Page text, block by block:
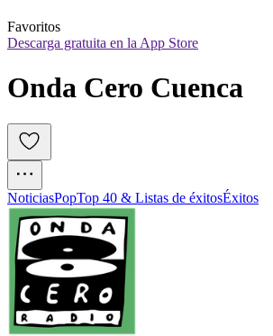
Favoritos
Descarga gratuita en la App Store
Onda Cero Cuenca
NoticiasPopTop 40 & Listas de éxitosÉxitos